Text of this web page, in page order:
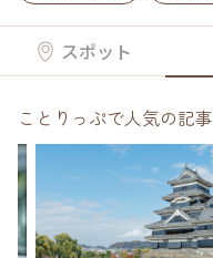
スポット
ことりっぷで人気の記事